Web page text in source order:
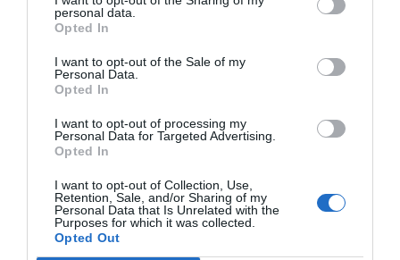
personal data.
Opted In
I want to opt-out of the Sale of my
Personal Data.
Opted In
I want to opt-out of processing my
Personal Data for Targeted Advertising.
Opted In
I want to opt-out of Collection, Use,
Retention, Sale, and/or Sharing of my
Personal Data that Is Unrelated with the
Purposes for which it was collected.
Opted Out